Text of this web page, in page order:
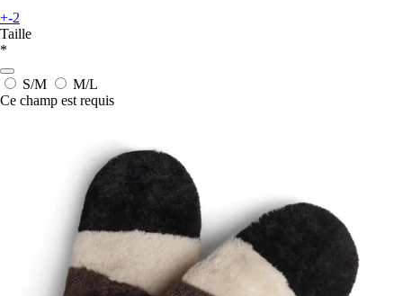
+-2
Taille
*
S/M
M/L
Ce champ est requis